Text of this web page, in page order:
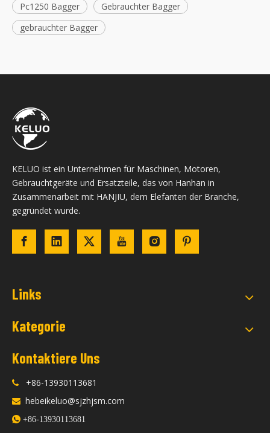
Pc1250 Bagger
Gebrauchter Bagger
gebrauchter Bagger
KELUO ist ein Unternehmen für Maschinen, Motoren,
Gebrauchtgeräte und Ersatzteile, das von Hanhan in
Zusammenarbeit mit HANJIU, dem Elefanten der Branche,
gegründet wurde.
Links
Kategorie
Kontaktiere Uns
 +86-13930113681
 hebeikeluo@sjzhjsm.com
 +86-13930113681